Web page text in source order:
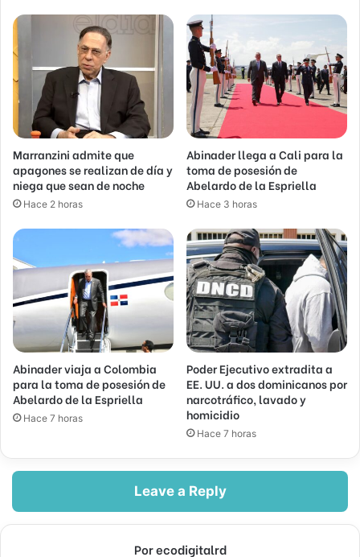
Marranzini admite que
apagones se realizan de día y
niega que sean de noche
Hace 2 horas
Abinader llega a Cali para la
toma de posesión de
Abelardo de la Espriella
Hace 3 horas
Abinader viaja a Colombia
para la toma de posesión de
Abelardo de la Espriella
Hace 7 horas
Poder Ejecutivo extradita a
EE. UU. a dos dominicanos por
narcotráfico, lavado y
homicidio
Hace 7 horas
Leave a Reply
Por ecodigitalrd